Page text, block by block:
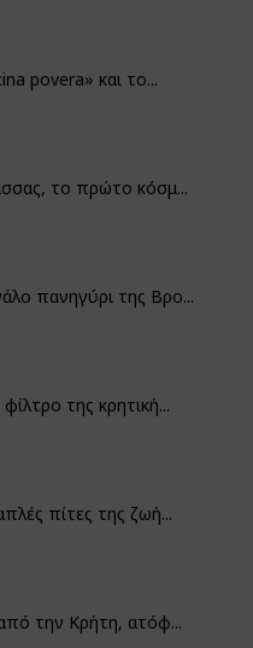
povera» και το...
το πρώτο κόσμ...
πανηγύρι της Βρο...
της κρητική...
πίτες της ζωή...
την Κρήτη, ατόφ...